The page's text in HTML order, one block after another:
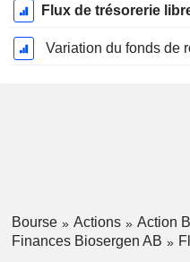
Variation du fonds de
Bourse Actions
Action
Finances Biosergen AB